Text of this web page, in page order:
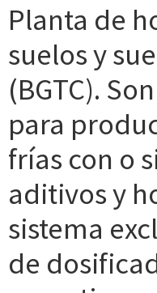
Planta de
suelos y
(BGTC).
para
frías con o
aditivos y
sistema
de